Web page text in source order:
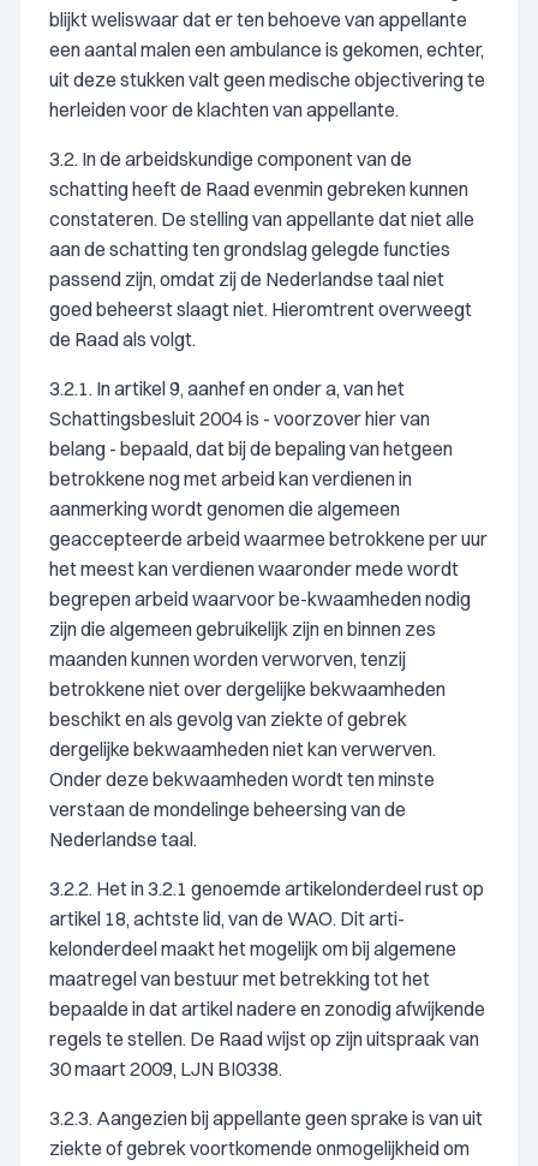
blijkt weliswaar dat er ten behoeve van appellante
een aantal malen een ambulance is gekomen, echter,
uit deze stukken valt geen medische objectivering te
herleiden voor de klachten van appellante.
3.2. In de arbeidskundige component van de
schatting heeft de Raad evenmin gebreken kunnen
constateren. De stelling van appellante dat niet alle
aan de schatting ten grondslag gelegde functies
passend zijn, omdat zij de Nederlandse taal niet
goed beheerst slaagt niet. Hieromtrent overweegt
de Raad als volgt.
3.2.1. In artikel 9, aanhef en onder a, van het
Schattingsbesluit 2004 is - voorzover hier van
belang - bepaald, dat bij de bepaling van hetgeen
betrokkene nog met arbeid kan verdienen in
aanmerking wordt genomen die algemeen
geaccepteerde arbeid waarmee betrokkene per uur
het meest kan verdienen waaronder mede wordt
begrepen arbeid waarvoor be-kwaamheden nodig
zijn die algemeen gebruikelijk zijn en binnen zes
maanden kunnen worden verworven, tenzij
betrokkene niet over dergelijke bekwaamheden
beschikt en als gevolg van ziekte of gebrek
dergelijke bekwaamheden niet kan verwerven.
Onder deze bekwaamheden wordt ten minste
verstaan de mondelinge beheersing van de
Nederlandse taal.
3.2.2. Het in 3.2.1 genoemde artikelonderdeel rust op
artikel 18, achtste lid, van de WAO. Dit arti-
kelonderdeel maakt het mogelijk om bij algemene
maatregel van bestuur met betrekking tot het
bepaalde in dat artikel nadere en zonodig afwijkende
regels te stellen. De Raad wijst op zijn uitspraak van
30 maart 2009, LJN BI0338.
3.2.3. Aangezien bij appellante geen sprake is van uit
ziekte of gebrek voortkomende onmogelijkheid om